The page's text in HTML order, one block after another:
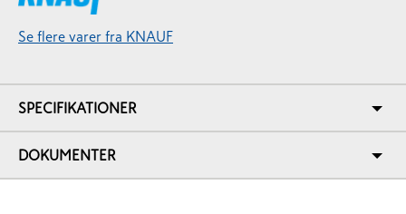
Se flere varer fra KNAUF
SPECIFIKATIONER
DOKUMENTER